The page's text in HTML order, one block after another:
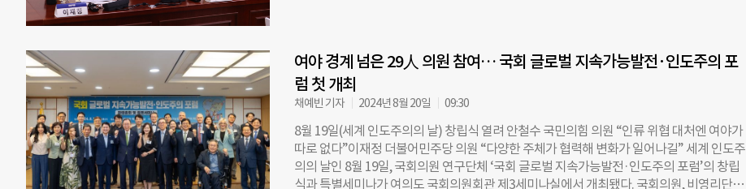
참여 기회를 확대하고, 의사결정 과정에서 아동의 의견을 반영해야 한다”고 주장했다. 이번
토론회는 국회 글로벌 지속가능발전·인도주의 포럼, 월드비전,
개발을 적극적으로 해야 한다는 의견이 공유됐다. 안철수 국민의힘 의원과 이재정 더불어민
주당 의원이 이끄는 ‘국회 글로벌 지속가능발전·인도주의 포럼’이 이번 회의를 주최했다. 지
난 19일에 있었던 창립식 이후 첫 번째 공식 행사며, 외교부, 보건복지부, 질병관리청, 전염병
국제협력에 적극 동참하고 개발도상국의 보건의료체계 확립을 위한 지원을 늘려야 한다는
의식 아래 열렸다. 단순한 인도주의 지원을 넘어 개발도상국의 부족한 보건의료체계를 보완
해 팬데믹의 위험을 낮추자는 것이다. 안철수 의원은 개회사에서 “인류가 지금껏 접촉하지 않
여야 경계 넘은 29人 의원 참여… 국회 글로벌 지속가능발전·인도주의 포
럼 첫 개최
채예빈 기자 2024년 8월 20일 09:30
8월 19일(세계 인도주의의 날) 창립식 열려 안철수 국민의힘 의원 “인류 위협 대처엔 여야가
따로 없다”이재정 더불어민주당 의원 “다양한 주체가 협력해 변화가 일어나길” 세계 인도주
의의 날인 8월 19일, 국회의원 연구단체 ‘국회 글로벌 지속가능발전·인도주의 포럼’의 창립
식과 특별세미나가 여의도 국회의원회관 제3세미나실에서 개최됐다. 국회의원, 비영리단체